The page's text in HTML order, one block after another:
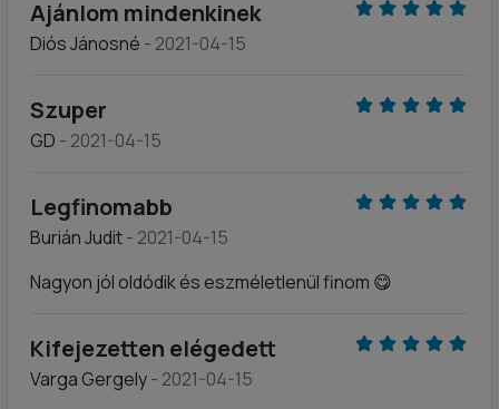
Ajánlom mindenkinek
Diós Jánosné - 2021-04-15
Szuper
GD - 2021-04-15
Legfinomabb
Burián Judit- 2021-04-15
Nagyon jól oldódik és eszméletlenül finom 😋
Kifejezetten elégedett
Varga Gergely- 2021-04-15